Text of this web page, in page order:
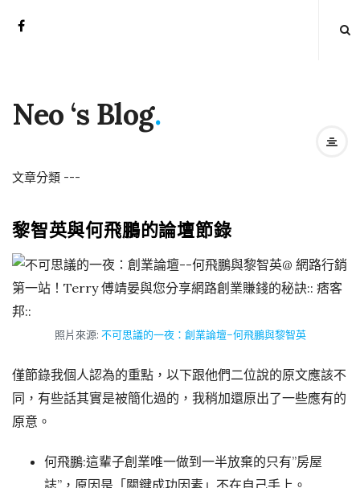
Neo ‘s Blog.
文章分類 ---
黎智英與何飛鵬的論壇節錄
照片來源: 不可思議的一夜：創業論壇–何飛鵬與黎智英
僅節錄我個人認為的重點，以下跟他們二位說的原文應該不
同，有些話其實是被簡化過的，我稍加還原出了一些應有的
原意。
何飛鵬:這輩子創業唯一做到一半放棄的只有”房屋
誌”，原因是「關鍵成功因素」不在自己手上。